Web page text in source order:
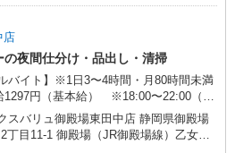
店
の夜間仕分け・品出し・清掃
ルバイト】※1日3〜4時間・月80時間未満
1297円（基本給） ※18:00〜22:00（時
） ※22:00以降（時給1550円以上） 日
円UP 【契約期間】 試用期間3カ月
ごと更新 ※試用期間中も条件は同じで
スバリュ御殿場東田中店 静岡県御殿場
丁目11-1 御殿場（JR御殿場線）乙女口